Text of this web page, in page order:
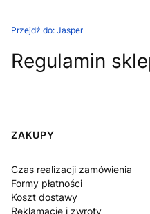
Przejdź do: Jasper
Regulamin
Linki w stopce
ZAKUPY
Czas realizacji zamówienia
Formy płatności
Koszt dostawy
Reklamacje i zwroty